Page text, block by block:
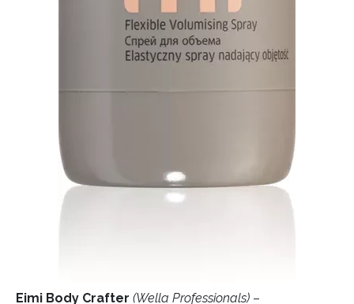
Eimi Body Crafter (Wella Professionals) –